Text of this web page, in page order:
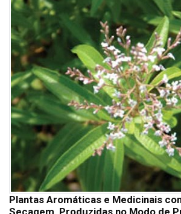
Plantas Aromáticas e Medicinais